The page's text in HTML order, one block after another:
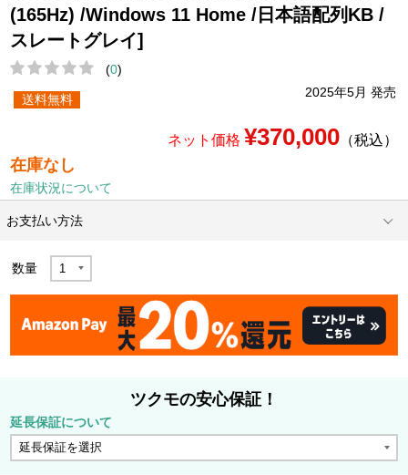
(165Hz) /Windows 11 Home /日本語配列KB /
スレートグレイ]
(0)
2025年5月 発売
送料無料
ネット価格 ¥370,000（税込）
在庫なし
在庫状況について
お支払い方法
数量
ツクモの安心保証！
延長保証について